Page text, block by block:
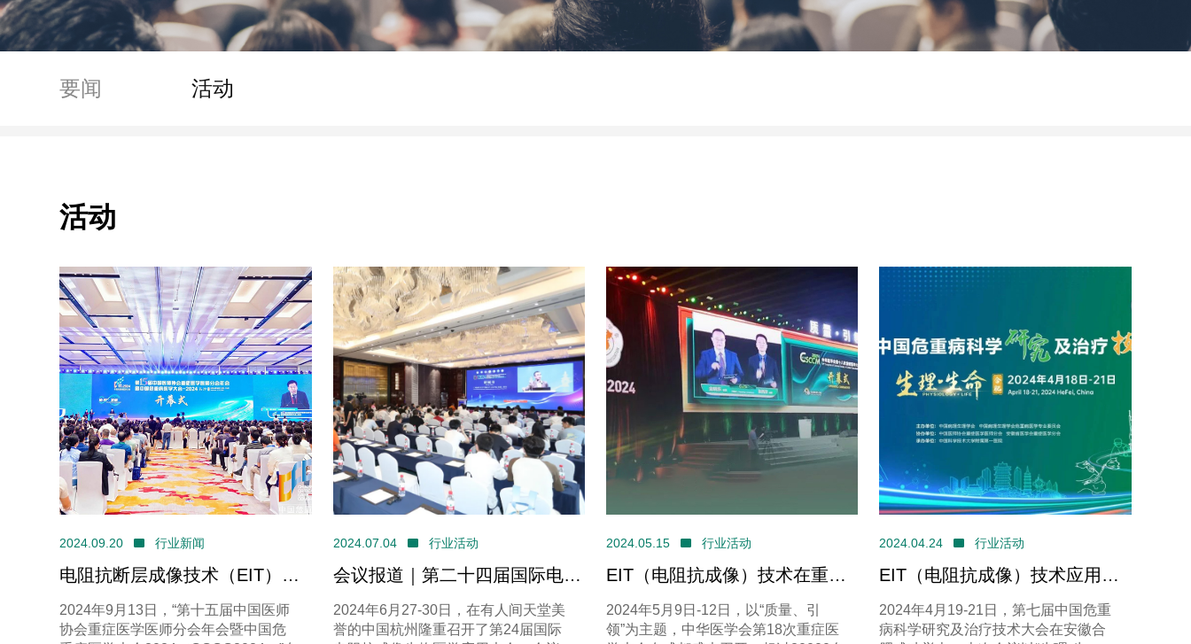
要闻 活动
活动
2024.09.20 行业新闻
电阻抗断层成像技术（EIT）在
重症领域的应用@CCCC
2024年9月13日，“第十五届中国医师
协会重症医学医师分会年会暨中国危
2024.07.04 行业活动
会议报道｜第二十四届国际电阻
抗成像生物医学应用会议
2024年6月27-30日，在有人间天堂美
誉的中国杭州隆重召开了第24届国际
2024.05.15 行业活动
EIT（电阻抗成像）技术在重症
呼吸管理中的应用@CSCCM
2024年5月9日-12日，以“质量、引
领”为主题，中华医学会第18次重症医
2024.04.24 行业活动
EIT（电阻抗成像）技术应用与
创新发展@CCCRF&CSICT
2024年4月19-21日，第七届中国危重
病科学研究及治疗技术大会在安徽合